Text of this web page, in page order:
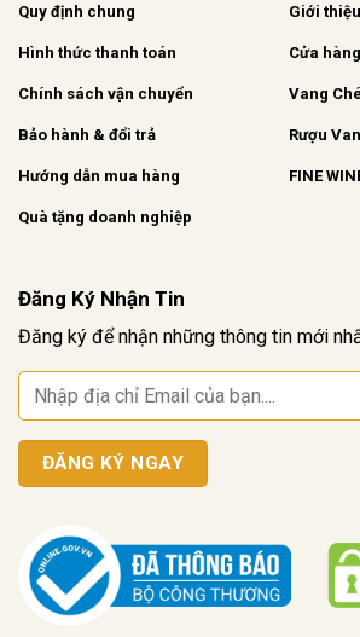
Quy định chung
Hình thức thanh toán
Chính sách vận chuyển
Bảo hành & đổi trả
Hướng dẫn mua hàng
Quà tặng doanh nghiệp
Giới thiệu
Cửa
Vang
Rượu
FINE
Đăng Ký Nhận Tin
Đăng ký để nhận những thông tin mới